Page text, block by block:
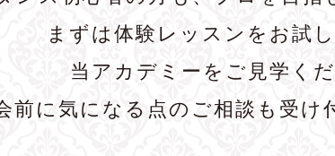
まずは体験レッスンをお試
当アカデミーをご見学くだ
前に気になる点のご相談も受け